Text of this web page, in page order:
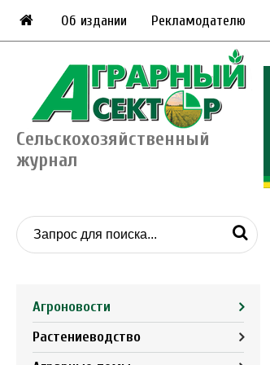
Об издании Рекламодателю
Сельскохозяйственный
журнал
Агроновости
Растениеводство